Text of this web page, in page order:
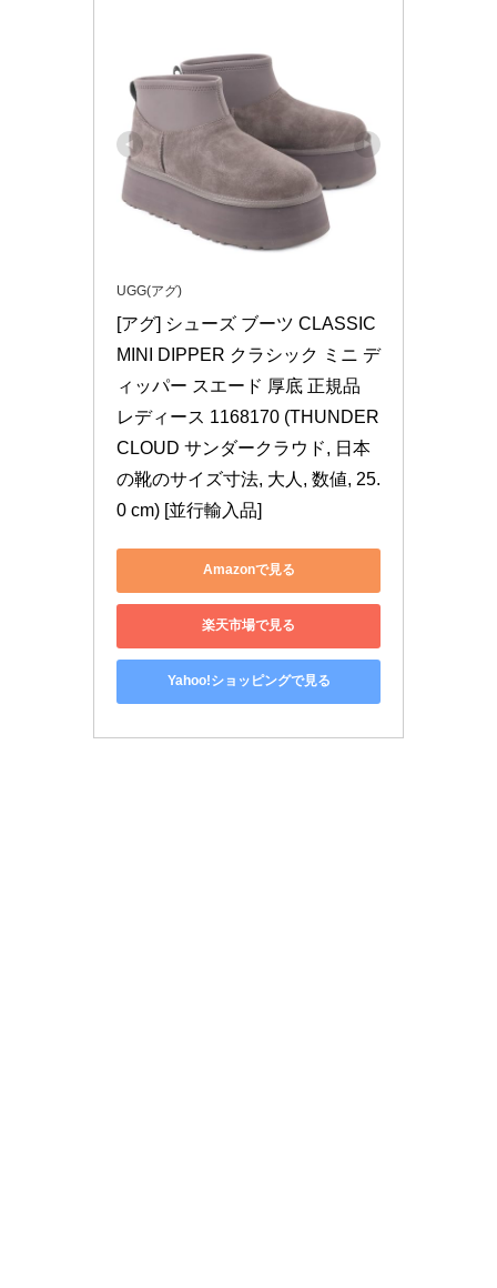
UGG(アグ)
[アグ] シューズ ブーツ CLASSIC
MINI DIPPER クラシック ミニ デ
ィッパー スエード 厚底 正規品
レディース 1168170 (THUNDER
CLOUD サンダークラウド, 日本
の靴のサイズ寸法, 大人, 数値, 25.
0 cm) [並行輸入品]
Amazonで見る
楽天市場で見る
Yahoo!ショッピングで見る